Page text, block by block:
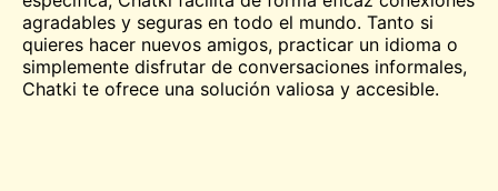
agradables y seguras en todo el mundo. Tanto si
quieres hacer nuevos amigos, practicar un idioma o
simplemente disfrutar de conversaciones informales,
Chatki te ofrece una solución valiosa y accesible.